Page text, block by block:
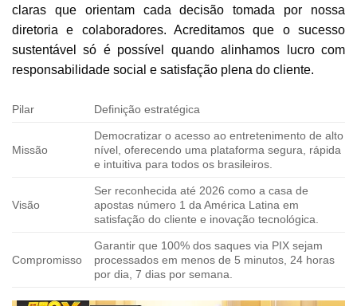
claras que orientam cada decisão tomada por nossa
diretoria e colaboradores. Acreditamos que o sucesso
sustentável só é possível quando alinhamos lucro com
responsabilidade social e satisfação plena do cliente.
Pilar Definição estratégica
Missão
Democratizar o acesso ao entretenimento de alto
nível, oferecendo uma plataforma segura, rápida
e intuitiva para todos os brasileiros.
Visão
Ser reconhecida até 2026 como a casa de
apostas número 1 da América Latina em
satisfação do cliente e inovação tecnológica.
Compromisso
Garantir que 100% dos saques via PIX sejam
processados em menos de 5 minutos, 24 horas
por dia, 7 dias por semana.